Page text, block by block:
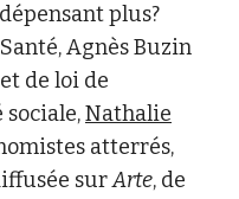
plus?
Agnès Buzin
de loi de
Nathalie
atterrés,
surArte, de